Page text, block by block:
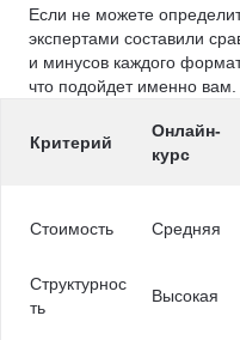
Если не можете
экспертами составили
и минусов каждого
что подойдет именно вам.
Критерий
Онлайн-
курс
Стоимость Средняя
Структурнос
ть
Высокая